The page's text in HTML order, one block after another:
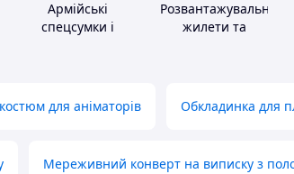
Армійські
спецсумки і
Розвантажувальні
жилети та
для аніматорів Обкладинка для
Мереживний конверт на виписку з